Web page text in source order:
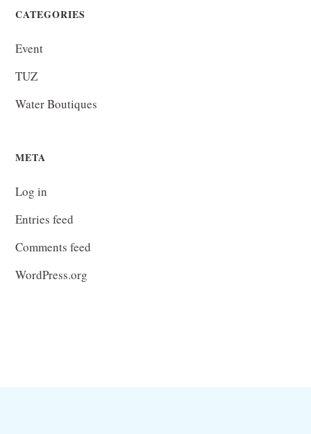
CATEGORIES
Event
TUZ
Water Boutiques
META
Log in
Entries feed
Comments feed
WordPress.org